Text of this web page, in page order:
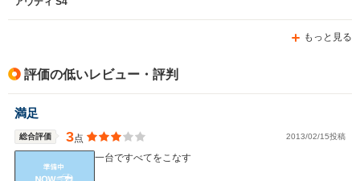
もっと見る
評価の低いレビュー・評判
満足
総合評価 3点 2013/02/15投稿
一台ですべてをこなす